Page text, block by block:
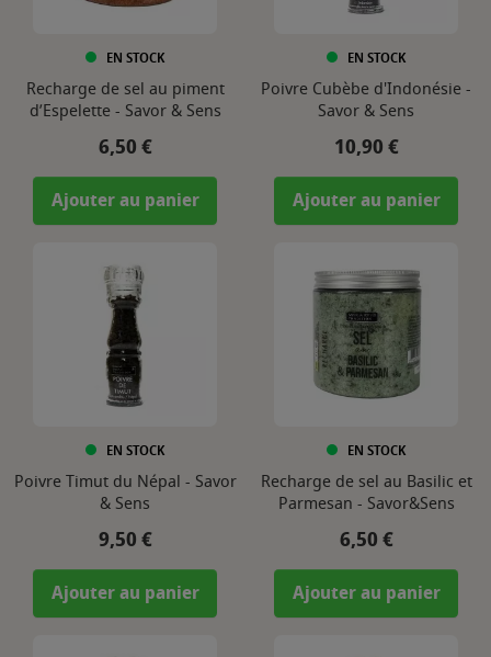
EN STOCK
Recharge de sel au piment
d’Espelette - Savor & Sens
Prix
6,50 €
Ajouter au panier
EN STOCK
Poivre Cubèbe d'Indonésie -
Savor & Sens
Prix
10,90 €
Ajouter au panier
EN STOCK
Poivre Timut du Népal - Savor
& Sens
Prix
9,50 €
Ajouter au panier
EN STOCK
Recharge de sel au Basilic et
Parmesan - Savor&Sens
Prix
6,50 €
Ajouter au panier